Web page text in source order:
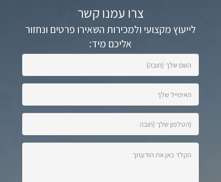
צרו עמנו קשר
לייעוץ מקצועי ולמכירות השאירו פרטים ונחזור
אליכם מיד:
(חובה):
שלך
(חובה):
כאן